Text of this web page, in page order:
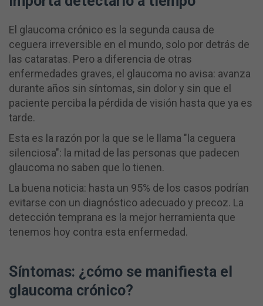
El glaucoma crónico es la segunda causa de
ceguera irreversible en el mundo, solo por detrás de
las cataratas. Pero a diferencia de otras
enfermedades graves, el glaucoma no avisa: avanza
durante años sin síntomas, sin dolor y sin que el
paciente perciba la pérdida de visión hasta que ya es
tarde.
Esta es la razón por la que se le llama "la ceguera
silenciosa": la mitad de las personas que padecen
glaucoma no saben que lo tienen.
La buena noticia: hasta un 95% de los casos podrían
evitarse con un diagnóstico adecuado y precoz. La
detección temprana es la mejor herramienta que
tenemos hoy contra esta enfermedad.
Síntomas: ¿cómo se manifiesta el
glaucoma crónico?